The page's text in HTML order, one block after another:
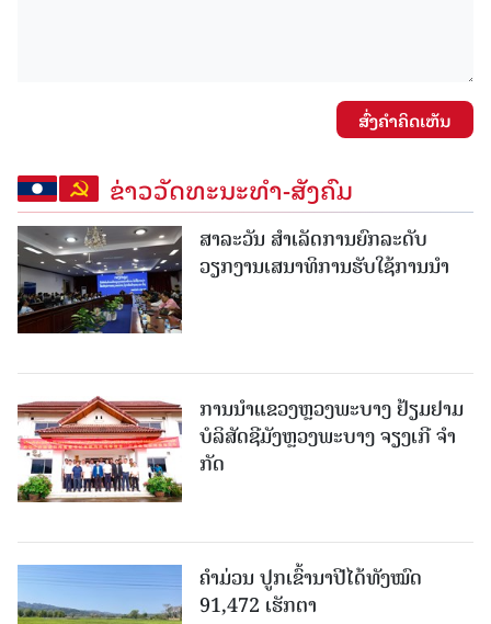
ສົ່ງຄໍາຄິດເຫັນ
ຂ່າວວັດທະນະທຳ-ສັງຄົມ
ສາລະວັນ ສໍາເລັດການຍົກລະດັບ
ວຽກງານເສນາທິການຮັບໃຊ້ການນໍາ
ການນຳແຂວງຫຼວງພະບາງ ຢ້ຽມ​ຢາມ
ບໍ​ລິ​ສັດຊີມັງຫຼວງພະບາງ ຈຽງເກີ ຈໍາ
ກັດ
ຄໍາມ່ວນ ປູກເຂົ້ານາປີໄດ້ທັງໝົດ
91,472 ເຮັກຕາ